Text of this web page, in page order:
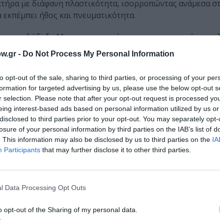
- Do Not Process My Personal Information
opt-out of the sale, sharing to third parties, or processing of your
for targeted advertising by us, please use the below opt-out
selection. Please note that after your opt-out request is processed
interest-based ads based on personal information utilized by us
to third parties prior to your opt-out. You may separately
of your personal information by third parties on the IAB’s list of
This information may also be disclosed by us to third parties on the
Participants that may further disclose it to other third parties.
Data Processing Opt Outs
opt-out of the Sharing of my personal data.
με διάφανη πλαστικότητα, ισορροπώντας ανάμεσα
ήθος και πνευματικότητα.
τον φιλόδοξο Μιτς που αναπτύσσει στο πανεπιστήμιο
απόψεις και όνειρα και τον θεωρεί κατά
όλες τις συναισθηματικές κλιμακώσεις / μεταπτώσεις
πετυχημένη, καθώς υποστηρίζουν το δραματουργικό
απίστευτη ροή τη λάμψη της συνεργασίας τους, στο
ώστε η αλληλοκατανόηση και το ειλικρινές μοίρασμα
ξεπερνά το φόβο και την οδύνη του θανάτου,
Μόρι.
/ καθαρότητας στις διαπροσωπικές επαφές και η σχέση
του χρόνου» ( Morris Schwartz). Αλλά και ο Μιτς
να μεγαλώνεις μέσα σε πράγματα και ανθρώπους
στην αγκαλιά και σε κάτι άλλο, να διαλέγεις